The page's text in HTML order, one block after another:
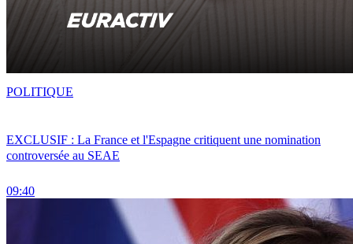
EXCLUSIF : La France et l'Espagne critiquent une nomination
controversée au SEAE
09:40
POLITIQUE